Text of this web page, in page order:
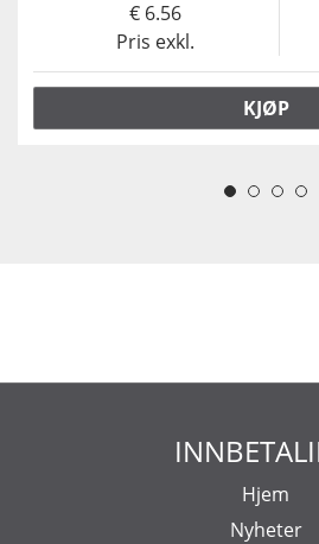
Pris exkl.
6.56
KJØP
Hjem
Nyheter